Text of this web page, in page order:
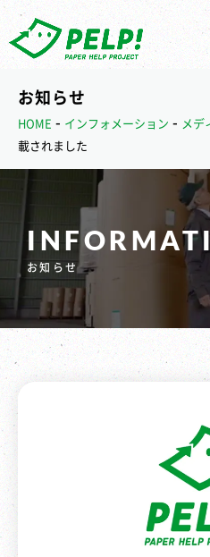
お知らせ
HOME - インフォメーション - メデ
載されました
お知らせ